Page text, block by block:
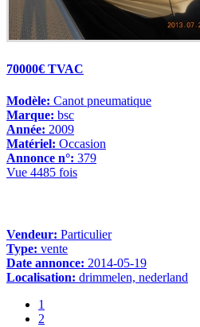
70000€ TVAC
Modèle: Canot pneumatique
Marque: bsc
Année: 2009
Matériel: Occasion
Annonce n°: 379
Vue 4485 fois
Vendeur: Particulier
Type: vente
Date annonce: 2014-05-19
Localisation: drimmelen, nederland
1
2